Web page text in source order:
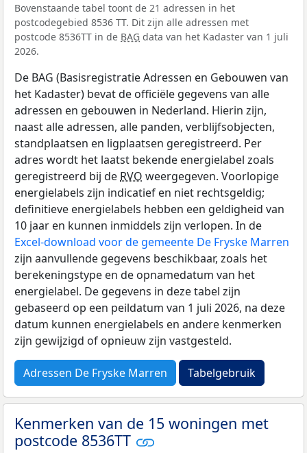
Bovenstaande tabel toont de 21 adressen in het
postcodegebied 8536 TT. Dit zijn alle adressen met
postcode 8536TT in de BAG data van het Kadaster van 1 juli
2026.
De BAG (Basisregistratie Adressen en Gebouwen van
het Kadaster) bevat de officiële gegevens van alle
adressen en gebouwen in Nederland. Hierin zijn,
naast alle adressen, alle panden, verblijfsobjecten,
standplaatsen en ligplaatsen geregistreerd. Per
adres wordt het laatst bekende energielabel zoals
geregistreerd bij de RVO weergegeven. Voorlopige
energielabels zijn indicatief en niet rechtsgeldig;
definitieve energielabels hebben een geldigheid van
10 jaar en kunnen inmiddels zijn verlopen. In de
Excel-download voor de gemeente De Fryske Marren
zijn aanvullende gegevens beschikbaar, zoals het
berekeningstype en de opnamedatum van het
energielabel. De gegevens in deze tabel zijn
gebaseerd op een peildatum van 1 juli 2026, na deze
datum kunnen energielabels en andere kenmerken
zijn gewijzigd of opnieuw zijn vastgesteld.
Adressen De Fryske Marren Tabelgebruik
Kenmerken van de 15 woningen met
postcode 8536TT